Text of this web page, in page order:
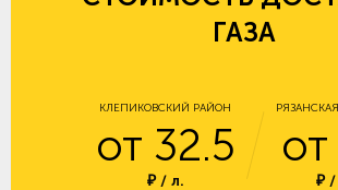
ГАЗА
КЛЕПИКОВСКИЙ РАЙОН
от 32.5
₽ / л. ₽ /